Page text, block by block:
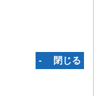
‐ 閉じる